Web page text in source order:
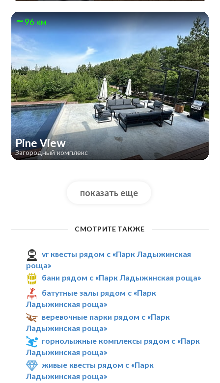
96 км
Pine View
Загородный комплекс
показать еще
СМОТРИТЕ ТАКЖЕ
vr квесты рядом с «Парк Ладыжинская
роща»
бани рядом с «Парк Ладыжинская роща»
батутные залы рядом с «Парк
Ладыжинская роща»
веревочные парки рядом с «Парк
Ладыжинская роща»
горнолыжные комплексы рядом с «Парк
Ладыжинская роща»
живые квесты рядом с «Парк
Ладыжинская роща»